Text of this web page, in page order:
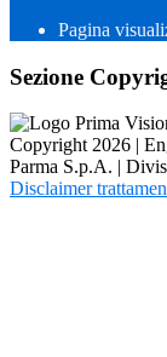
Pagina
Sezione
Copyright 2026 |
Parma S.p.A. |
Disclaimer